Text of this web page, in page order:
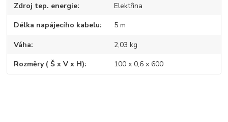
Zdroj tep. energie Elektřina
Délka napájecího kabelu 5 m
Váha 2,03 kg
Rozměry ( Š x V x H) 100 x 0,6 x 600